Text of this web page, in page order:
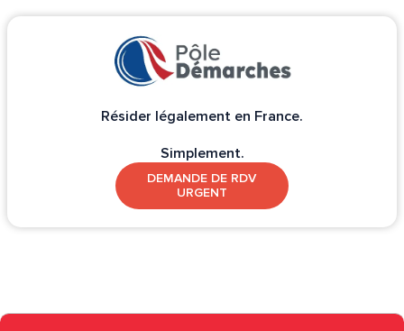
Résider légalement en France.
Simplement.
DEMANDE DE RDV
URGENT